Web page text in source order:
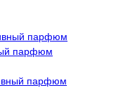
парфюм
парфюм
парфюм